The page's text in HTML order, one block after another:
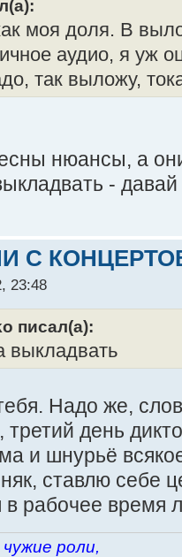
моя доля. В
аудио, я уж
так выложу,
нюансы, а
- давай
С
23:48
писал(а):
выкладвать
Надо же,
день
и шнурьё
ставлю себе
в рабочее
роли,